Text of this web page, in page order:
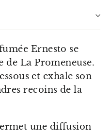
Ernesto se
de La Promeneuse.
et exhale son
recoins de la
une diffusion